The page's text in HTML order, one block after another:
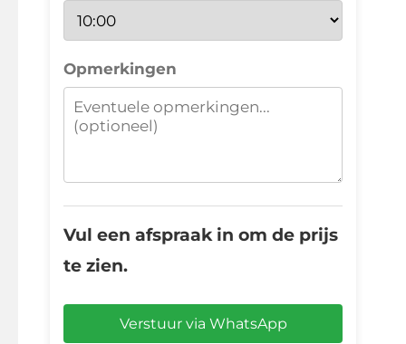
Opmerkingen
Vul een afspraak in om de prijs
te zien.
Verstuur via WhatsApp